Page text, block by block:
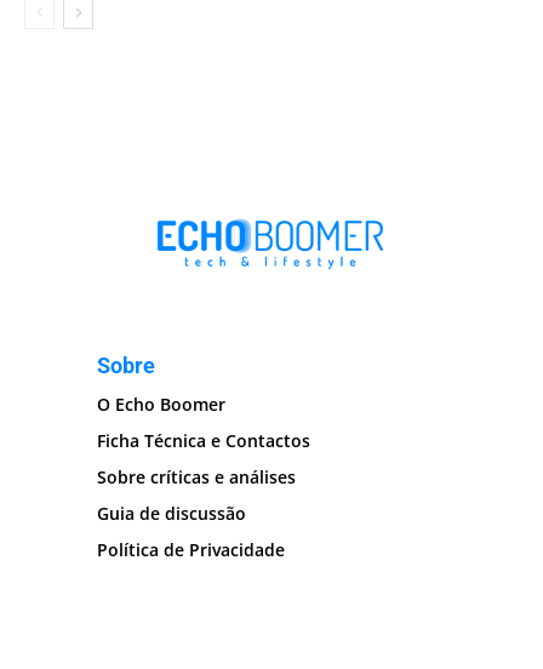
Sobre
O Echo Boomer
Ficha Técnica e Contactos
Sobre críticas e análises
Guia de discussão
Política de Privacidade